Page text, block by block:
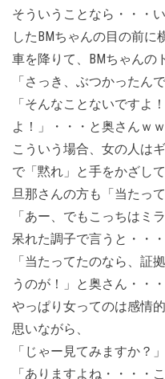
そういうことなら・・・
したBMちゃんの目の前に
車を降りて、BMちゃんの
「さっき、ぶつかったん
「そんなことないですよ
よ！」・・・と奥さんｗ
こういう場合、女の人は
で「黙れ」と手をかざし
旦那さんの方も「当たっ
「あー、でもこっちはミ
呆れた調子で言うと・・・
「当たってたのなら、証
うのが！」と奥さん・・・
やっぱり女ってのは感情
思いながら、
「じゃー見てみますか？
「ありますよね・・・・